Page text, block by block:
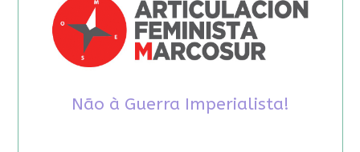
Não à Guerra Imperialista!